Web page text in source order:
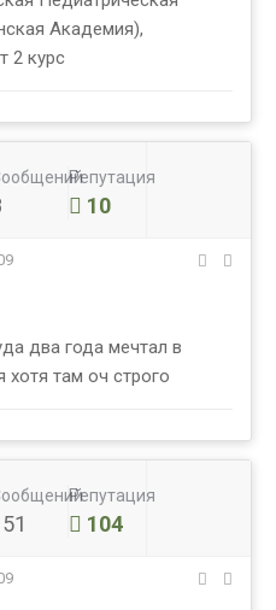
Академия),
2 курс
Репутация
10
два года мечтал в
хотя там оч строго
Репутация
104